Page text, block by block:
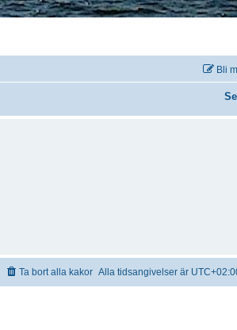
Bli
Alla tidsangivelser är
Ta bort alla kakor